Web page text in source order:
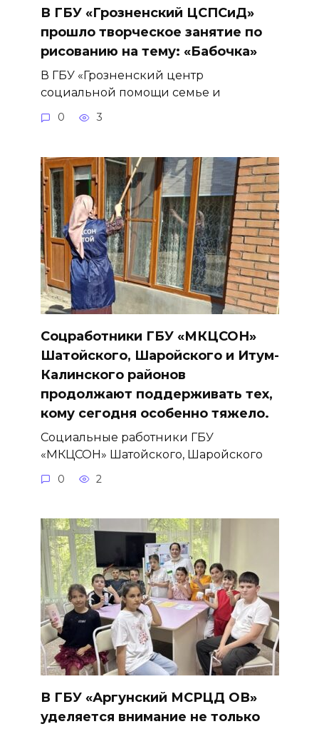
В ГБУ «Грозненский ЦСПСиД»
прошло творческое занятие по
рисованию на тему: «Бабочка»
В ГБУ «Грозненский центр
социальной помощи семье и
0 3
Соцработники ГБУ «МКЦСОН»
Шатойского, Шаройского и Итум-
Калинского районов
продолжают поддерживать тех,
кому сегодня особенно тяжело.
Социальные работники ГБУ
«МКЦСОН» Шатойского, Шаройского
0 2
В ГБУ «Аргунский МСРЦД ОВ»
уделяется внимание не только